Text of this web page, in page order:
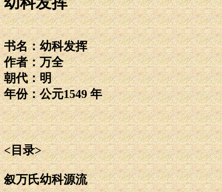
书名：幼科发挥
作者：万全
朝代：明
年份：公元1549 年
<目录>
叙万氏幼科源流